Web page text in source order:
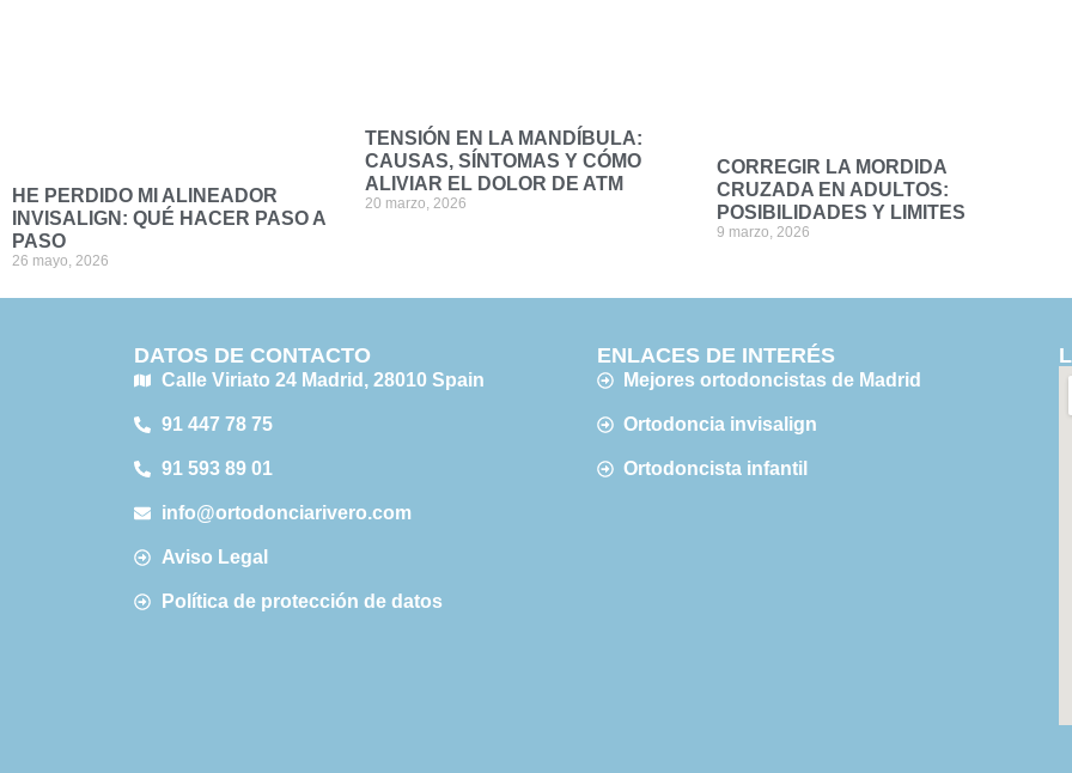
HE PERDIDO MI ALINEADOR
INVISALIGN: QUÉ HACER PASO A
PASO
26 mayo, 2026
TENSIÓN EN LA MANDÍBULA:
CAUSAS, SÍNTOMAS Y CÓMO
ALIVIAR EL DOLOR DE ATM
20 marzo, 2026
CORREGIR LA MORDIDA
CRUZADA EN ADULTOS:
POSIBILIDADES Y LIMITES
9 marzo, 2026
DATOS DE CONTACTO
Calle Viriato 24 Madrid, 28010 Spain
91 447 78 75
91 593 89 01
info@ortodonciarivero.com
Aviso Legal
Política de protección de datos
ENLACES DE INTERÉS
Mejores ortodoncistas de Madrid
Ortodoncia invisalign
Ortodoncista infantil